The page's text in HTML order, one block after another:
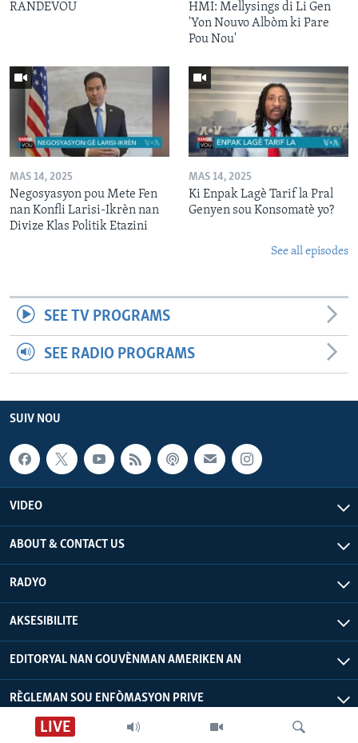
LIVE
RANDEVOU
HMI: Mellysings di Li Gen
'Yon Nouvo Albòm ki Pare
Pou Nou'
MAS 14, 2025
Negosyasyon pou Mete Fen
nan Konfli Larisi-Ikrèn nan
Divize Klas Politik Etazini
MAS 14, 2025
Ki Enpak Lagè Tarif la Pral
Genyen sou Konsomatè yo?
See all episodes
SEE TV PROGRAMS
SEE RADIO PROGRAMS
SUIV NOU
VIDEO
ABOUT & CONTACT US
RADYO
AKSESIBILITE
EDITORYAL NAN GOUVÈNMAN AMERIKEN AN
RÈGLEMAN SOU ENFÒMASYON PRIVE